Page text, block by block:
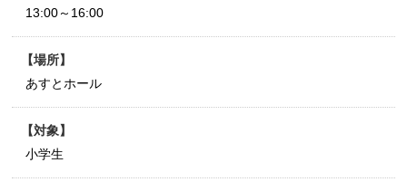
13:00～16:00
場所
あすとホール
対象
小学生